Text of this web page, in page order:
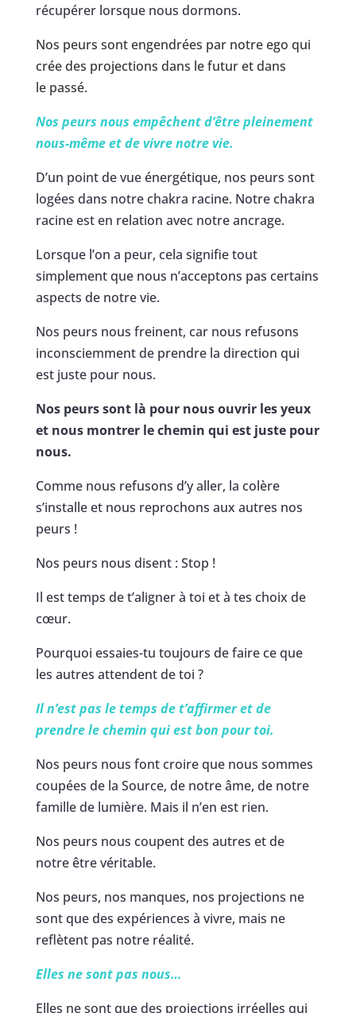
récupérer lorsque nous dormons.
Nos peurs sont engendrées par notre ego qui
crée des projections dans le futur et dans
le passé.
Nos peurs nous empêchent d’être pleinement
nous-même et de vivre notre vie.
D’un point de vue énergétique, nos peurs sont
logées dans notre chakra racine. Notre chakra
racine est en relation avec notre ancrage.
Lorsque l’on a peur, cela signifie tout
simplement que nous n’acceptons pas certains
aspects de notre vie.
Nos peurs nous freinent, car nous refusons
inconsciemment de prendre la direction qui
est juste pour nous.
Nos peurs sont là pour nous ouvrir les yeux
et nous montrer le chemin qui est juste pour
nous.
Comme nous refusons d’y aller, la colère
s’installe et nous reprochons aux autres nos
peurs !
Nos peurs nous disent : Stop !
Il est temps de t’aligner à toi et à tes choix de
cœur.
Pourquoi essaies-tu toujours de faire ce que
les autres attendent de toi ?
Il n’est pas le temps de t’affirmer et de
prendre le chemin qui est bon pour toi.
Nos peurs nous font croire que nous sommes
coupées de la Source, de notre âme, de notre
famille de lumière. Mais il n’en est rien.
Nos peurs nous coupent des autres et de
notre être véritable.
Nos peurs, nos manques, nos projections ne
sont que des expériences à vivre, mais ne
reflètent pas notre réalité.
Elles ne sont pas nous…
Elles ne sont que des projections irréelles qui